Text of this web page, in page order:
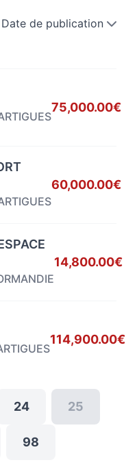
Date de publication
75,000.00€
60,000.00€
14,800.00€
114,900.00€
24 25
98